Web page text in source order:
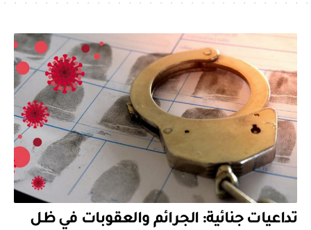
تداعيات جنائية: الجرائم والعقوبات في ظل